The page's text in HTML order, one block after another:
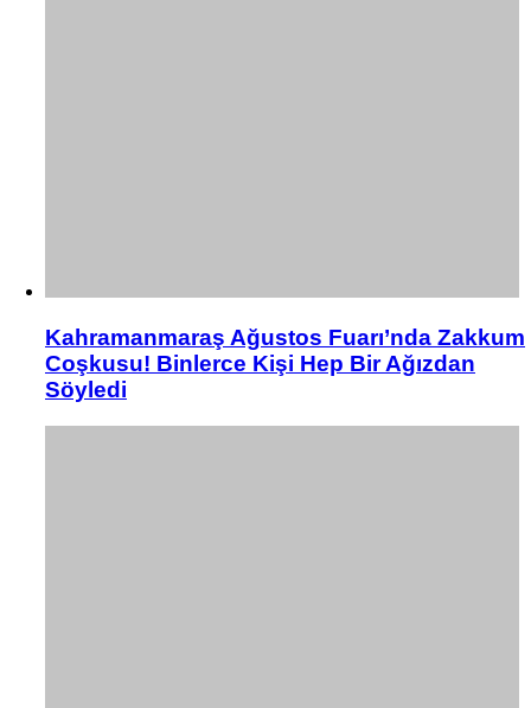
Kahramanmaraş Ağustos Fuarı’nda Zakkum
Coşkusu! Binlerce Kişi Hep Bir Ağızdan
Söyledi